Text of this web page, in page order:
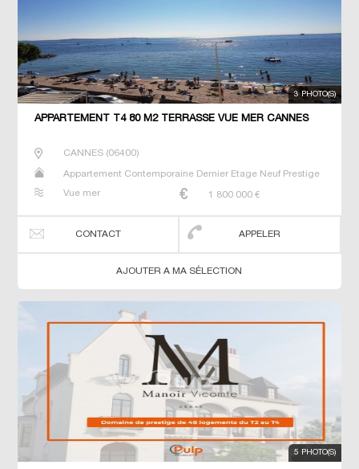
3 PHOTO(S)
APPARTEMENT T4 80 M2 TERRASSE VUE MER CANNES
CANNES(06400)
Appartement Contemporaine Dernier Etage Neuf Prestige
Vue mer
1 800 000 €
CONTACT APPELER
AJOUTER A MA SÉLECTION
5 PHOTO(S)